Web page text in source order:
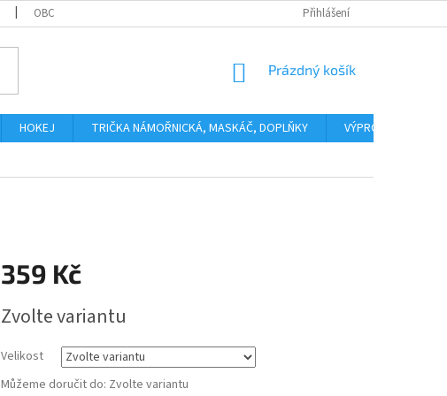
OBCHODNÍ PODMÍNKY Přihlášení
NÁKUPNÍ
Prázdný košík
HOKEJ TRIČKA NÁMOŘNICKÁ, MASKÁČ, DOPLŇKY VÝPRODEJ
359 Kč
cena:
Zvolte variantu
Velikost
Můžeme doručit do: Zvolte variantu